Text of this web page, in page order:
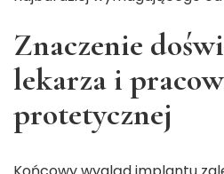
Znaczenie
lekarza i
protetycznej